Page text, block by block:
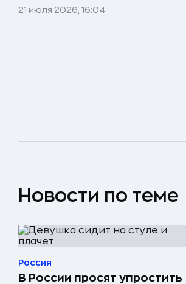
21 июля 2026, 16:04
Новости по теме
Россия
В России просят упростить